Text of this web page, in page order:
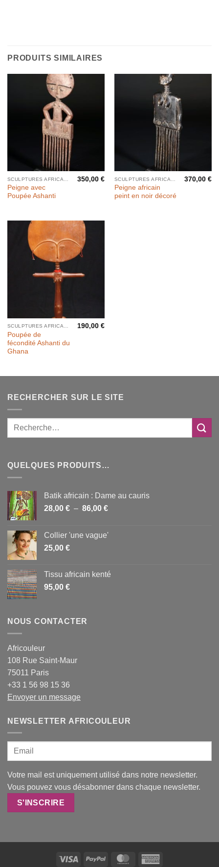
PRODUITS SIMILAIRES
Peigne avec
Poupée Ashanti
350,00€
Peigne africain
peint en noir décoré
370,00€
SCULPTURES AFRICAINES
Poupée de
fécondité Ashanti du
Ghana
190,00€
RECHERCHER SUR LE SITE
QUELQUES PRODUITS…
Batik africain : Dame au cauris
28,00 € – 86,00 €Plage
Collier 'une vague'
25,00 €
Tissu africain kenté
95,00 €
NOUS CONTACTER
Africouleur
108 Rue Saint-Maur
75011 Paris
+33 1 56 98 15 36
Envoyer un message
NEWSLETTER AFRICOULEUR
Votre mail est uniquement utilisé dans notre newsletter.
Vous pouvez vous désabonner dans chaque newsletter.
Visa PayPal MasterCard